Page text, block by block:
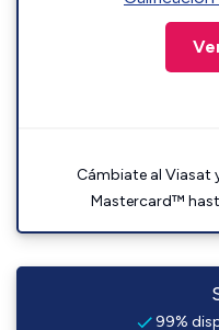
Cámbiate al Viasat
Mastercard™
99%